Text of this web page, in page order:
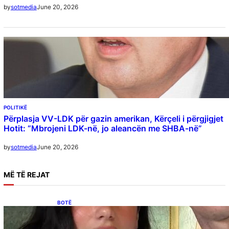
bysotmediaJune 20, 2026
POLITIKË
Përplasja VV-LDK për gazin amerikan, Kërçeli i përgjigjet
Hotit: “Mbrojeni LDK-në, jo aleancën me SHBA-në”
bysotmediaJune 20, 2026
MË TË REJAT
BOTË
Besnik Qaka rrëfen atmosferën në dasmën e
Dua Lipës: “Një event gjigant me emra